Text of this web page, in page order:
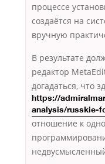
процессе
создаётся на
вручную
В результате
редактор
догадаться, что
https://
analysis/russkie-
отношение к